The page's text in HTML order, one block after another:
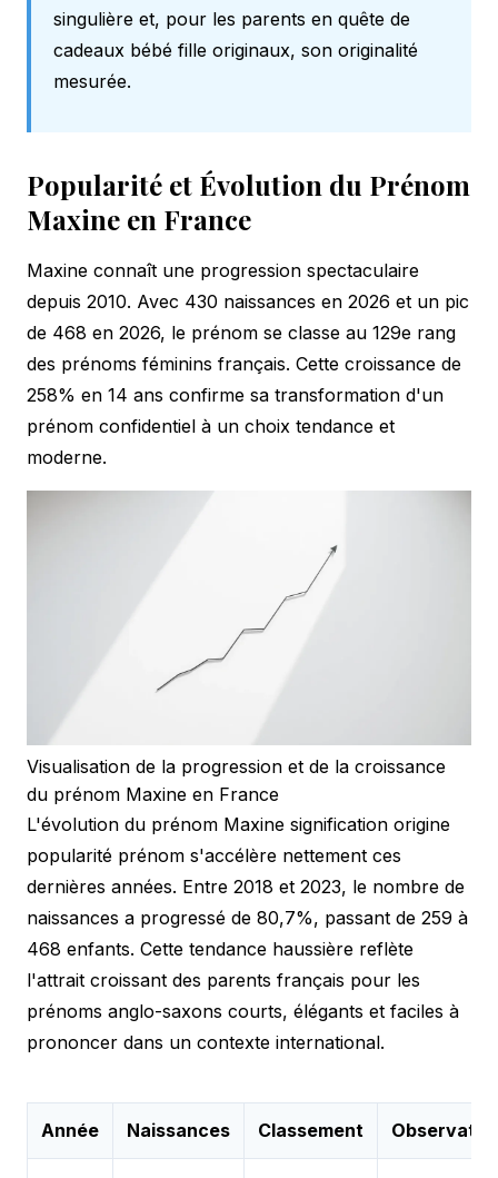
singulière et, pour les parents en quête de
cadeaux bébé fille originaux, son originalité
mesurée.
Popularité et Évolution du Prénom
Maxine en France
Maxine connaît une progression spectaculaire
depuis 2010. Avec 430 naissances en 2026 et un pic
de 468 en 2026, le prénom se classe au 129e rang
des prénoms féminins français. Cette croissance de
258% en 14 ans confirme sa transformation d'un
prénom confidentiel à un choix tendance et
moderne.
Visualisation de la progression et de la croissance
du prénom Maxine en France
L'évolution du prénom Maxine signification origine
popularité prénom s'accélère nettement ces
dernières années. Entre 2018 et 2023, le nombre de
naissances a progressé de 80,7%, passant de 259 à
468 enfants. Cette tendance haussière reflète
l'attrait croissant des parents français pour les
prénoms anglo-saxons courts, élégants et faciles à
prononcer dans un contexte international.
Année Naissances Classement